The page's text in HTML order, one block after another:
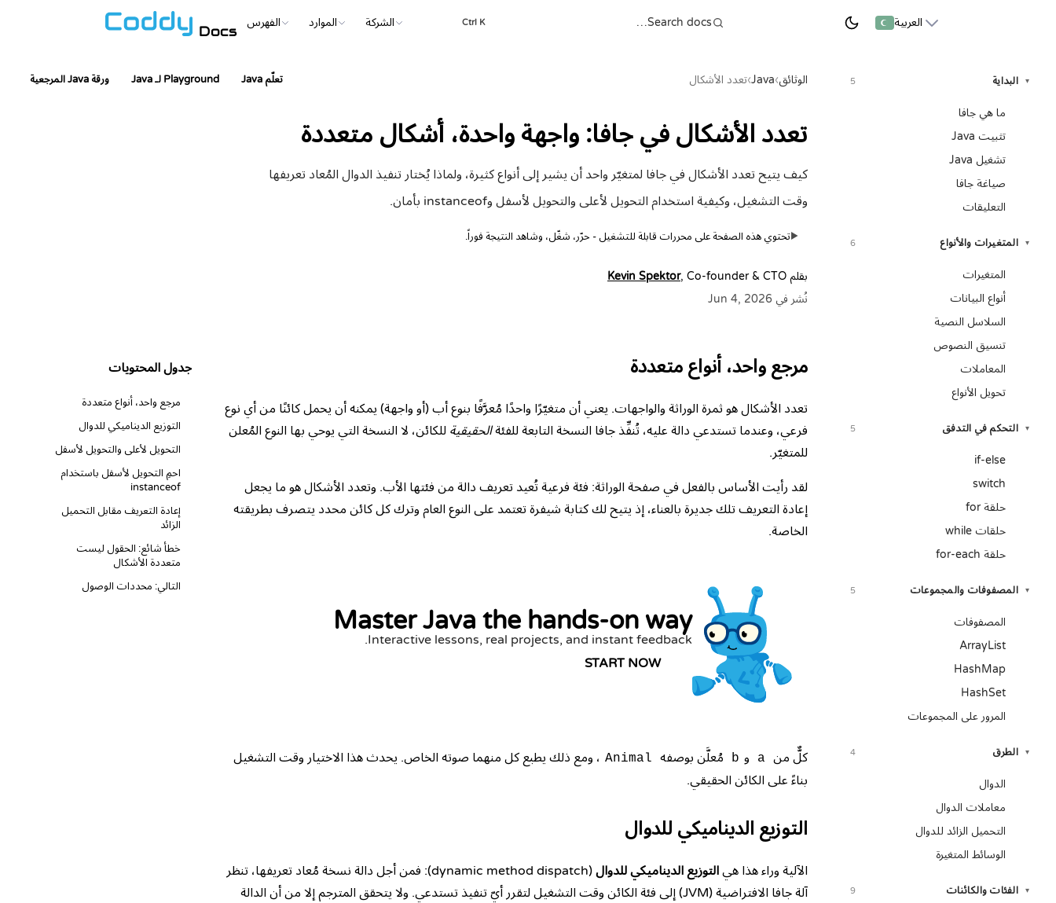
Docs الفهرس الموارد الشركة Ctrl K العربية
▾ البداية 5
ما هي جافا
تثبيت Java
تشغيل Java
صياغة جافا
التعليقات
▾ المتغيرات والأنواع 6
المتغيرات
أنواع البيانات
السلاسل النصية
تنسيق النصوص
المعاملات
تحويل الأنواع
▾ التحكم في التدفق 5
if-else
switch
حلقة for
حلقات while
حلقة for-each
▾ المصفوفات والمجموعات 5
المصفوفات
ArrayList
HashMap
HashSet
المرور على المجموعات
▾ الطرق 4
الدوال
معاملات الدوال
التحميل الزائد للدوال
الوسائط المتغيرة
▾ الفئات والكائنات 9
الوثائق›
Java
›تعدد الأشكال تعلّم Java Playground لـ Java ورقة Java المرجعية
تعدد الأشكال في جافا: واجهة واحدة، أشكال متعددة
كيف يتيح تعدد الأشكال في جافا لمتغيّر واحد أن يشير إلى أنواع كثيرة، ولماذا يُختار تنفيذ الدوال المُعاد تعريفها
وقت التشغيل، وكيفية استخدام التحويل لأعلى والتحويل لأسفل وinstanceof بأمان.
▶تحتوي هذه الصفحة على محررات قابلة للتشغيل - حرّر، شغّل، وشاهد النتيجة فوراً.
بقلم Kevin Spektor, Co-founder & CTO
نُشر في Jun 4, 2026
مرجع واحد، أنواع متعددة
تعدد الأشكال هو ثمرة الوراثة والواجهات. يعني أن متغيّرًا واحدًا مُعرَّفًا بنوع أب (أو واجهة) يمكنه أن يحمل كائنًا من أي نوع
فرعي، وعندما تستدعي دالة عليه، تُنفِّذ جافا النسخة التابعة للفئةالحقيقية للكائن، لا النسخة التي يوحي بها النوع المُعلن
للمتغيّر.
لقد رأيت الأساس بالفعل في صفحة الوراثة: فئة فرعية تُعيد تعريف دالة من فئتها الأب. وتعدد الأشكال هو ما يجعل
إعادة التعريف تلك جديرة بالعناء، إذ يتيح لك كتابة شيفرة تعتمد على النوع العام وترك كل كائن محدد يتصرف بطريقته
الخاصة.
Master Java the hands-on way
Interactive lessons, real projects, and instant feedback.
START NOW
كلٌّ من a و b مُعلَّن بوصفه Animal ، ومع ذلك يطبع كل منهما صوته الخاص. يحدث هذا الاختيار وقت التشغيل
بناءً على الكائن الحقيقي.
التوزيع الديناميكي للدوال
الآلية وراء هذا هي التوزيع الديناميكي للدوال
(dynamic method dispatch): فمن أجل دالة نسخة مُعاد تعريفها، تنظر
آلة جافا الافتراضية (JVM) إلى فئة الكائن وقت التشغيل لتقرر أيّ تنفيذ تستدعي. ولا يتحقق المترجم إلا من أن الدالة
جدول المحتويات
مرجع واحد، أنواع متعددة
التوزيع الديناميكي للدوال
التحويل لأعلى والتحويل لأسفل
احمِ التحويل لأسفل باستخدام
instanceof
إعادة التعريف مقابل التحميل
الزائد
خطأ شائع: الحقول ليست
متعددة الأشكال
التالي: محددات الوصول